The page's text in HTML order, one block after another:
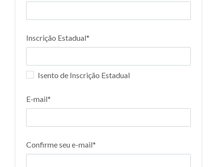
Inscrição Estadual*
Isento de Inscrição Estadual
E-mail*
Confirme seu e-mail*